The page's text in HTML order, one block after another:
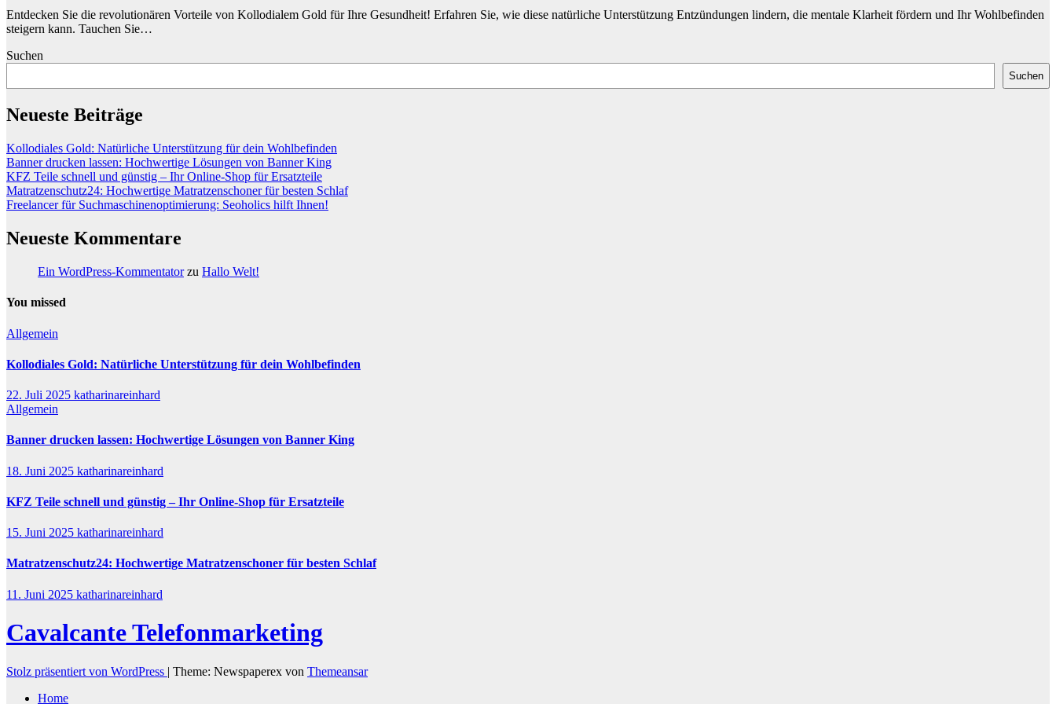
Entdecken Sie die revolutionären Vorteile von Kollodialem Gold für Ihre Gesundheit! Erfahren Sie, wie diese natürliche Unterstützung Entzündungen lindern, die mentale Klarheit fördern und Ihr Wohlbefinden
steigern kann. Tauchen Sie…
Suchen
Suchen
Neueste Beiträge
Kollodiales Gold: Natürliche Unterstützung für dein Wohlbefinden
Banner drucken lassen: Hochwertige Lösungen von Banner King
KFZ Teile schnell und günstig – Ihr Online-Shop für Ersatzteile
Matratzenschutz24: Hochwertige Matratzenschoner für besten Schlaf
Freelancer für Suchmaschinenoptimierung: Seoholics hilft Ihnen!
Neueste Kommentare
Ein WordPress-Kommentatorzu Hallo Welt!
You missed
Allgemein
Kollodiales Gold: Natürliche Unterstützung für dein Wohlbefinden
22. Juli 2025 katharinareinhard
Allgemein
Banner drucken lassen: Hochwertige Lösungen von Banner King
18. Juni 2025 katharinareinhard
KFZ Teile schnell und günstig – Ihr Online-Shop für Ersatzteile
15. Juni 2025 katharinareinhard
Matratzenschutz24: Hochwertige Matratzenschoner für besten Schlaf
11. Juni 2025 katharinareinhard
Cavalcante Telefonmarketing
Stolz präsentiert von WordPress | Theme: Newspaperex von Themeansar
Home